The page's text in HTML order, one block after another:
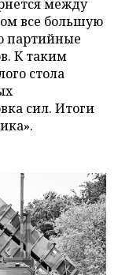
между
все большую
партийные
К таким
стола
сил. Итоги